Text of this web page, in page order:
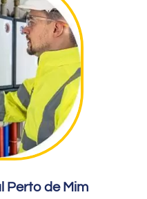
Perto de Mim